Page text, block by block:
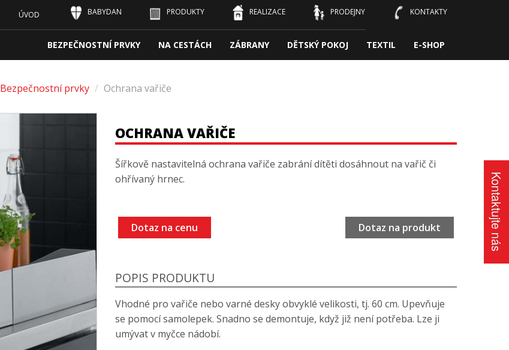
ÚVOD BABYDAN PRODUKTY REALIZACE PRODEJNY KONTAKTY
BEZPEČNOSTNÍ PRVKY NA CESTÁCH ZÁBRANY DĚTSKÝ POKOJ TEXTIL E-SHOP
Bezpečnostní prvky / Ochrana vařiče
OCHRANA VAŘIČE
Šířkově nastavitelná ochrana vařiče zabrání dítěti dosáhnout na vařič či
ohřívaný hrnec.
Dotaz na cenu Dotaz na produkt
POPIS PRODUKTU
Vhodné pro vařiče nebo varné desky obvyklé velikosti, tj. 60 cm. Upevňuje
se pomocí samolepek. Snadno se demontuje, když již není potřeba. Lze ji
umývat v myčce nádobí.
Kontaktujte nás